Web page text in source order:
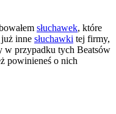
słuchawek, które
inne słuchawki tej firmy,
w przypadku tych Beatsów
powinieneś o nich